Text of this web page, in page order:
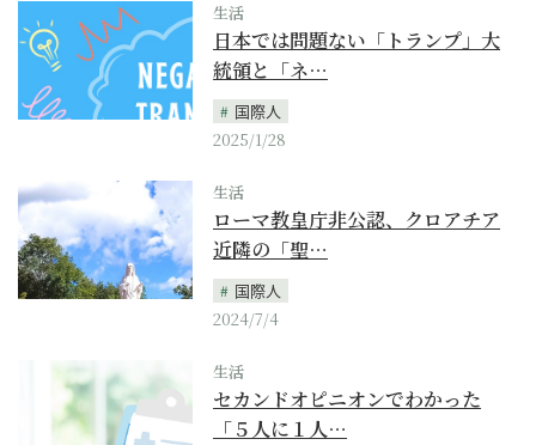
生活
日本では問題ない「トランプ」大
統領と「ネ…
国際人
2025/1/28
生活
ローマ教皇庁非公認、クロアチア
近隣の「聖…
国際人
2024/7/4
生活
セカンドオピニオンでわかった
「５人に１人…